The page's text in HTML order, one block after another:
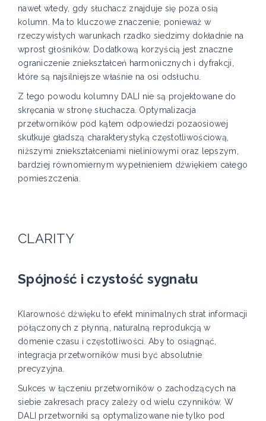
nawet wtedy, gdy słuchacz znajduje się poza osią
kolumn. Ma to kluczowe znaczenie, ponieważ w
rzeczywistych warunkach rzadko siedzimy dokładnie na
wprost głośników. Dodatkową korzyścią jest znaczne
ograniczenie zniekształceń harmonicznych i dyfrakcji,
które są najsilniejsze właśnie na osi odsłuchu.
Z tego powodu kolumny DALI nie są projektowane do
skręcania w stronę słuchacza. Optymalizacja
przetworników pod kątem odpowiedzi pozaosiowej
skutkuje gładszą charakterystyką częstotliwościową,
niższymi zniekształceniami nieliniowymi oraz lepszym,
bardziej równomiernym wypełnieniem dźwiękiem całego
pomieszczenia.
CLARITY
Spójność i czystość sygnału
Klarowność dźwięku to efekt minimalnych strat informacji
połączonych z płynną, naturalną reprodukcją w
domenie czasu i częstotliwości. Aby to osiągnąć,
integracja przetworników musi być absolutnie
precyzyjna.
Sukces w łączeniu przetworników o zachodzących na
siebie zakresach pracy zależy od wielu czynników. W
DALI przetworniki są optymalizowane nie tylko pod